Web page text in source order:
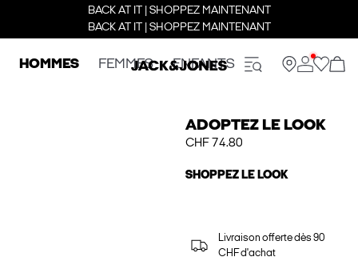
BACK AT IT | SHOPPEZ MAINTENANT
BACK AT IT | SHOPPEZ MAINTENANT
HOMMES FEMMES ENFANTS
ADOPTEZ LE LOOK
CHF 74.80
SHOPPEZ LE LOOK
Livraison offerte dès 90
CHF d'achat